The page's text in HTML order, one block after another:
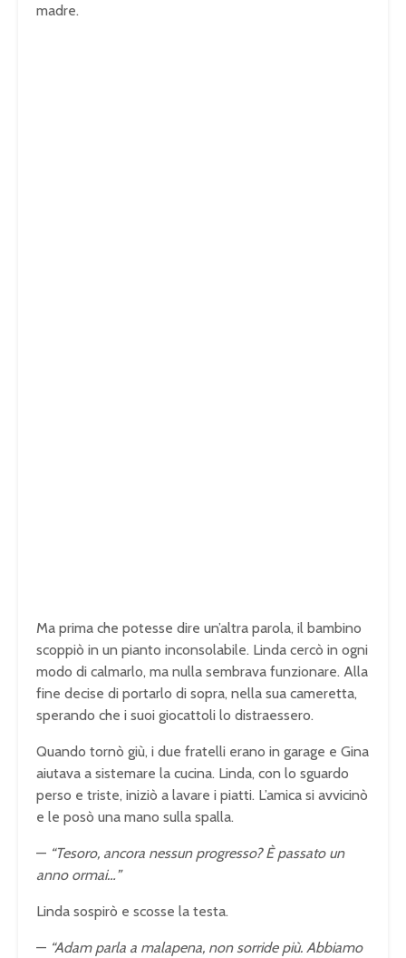
madre.
Ma prima che potesse dire un’altra parola, il bambino
scoppiò in un pianto inconsolabile. Linda cercò in ogni
modo di calmarlo, ma nulla sembrava funzionare. Alla
fine decise di portarlo di sopra, nella sua cameretta,
sperando che i suoi giocattoli lo distraessero.
Quando tornò giù, i due fratelli erano in garage e Gina
aiutava a sistemare la cucina. Linda, con lo sguardo
perso e triste, iniziò a lavare i piatti. L’amica si avvicinò
e le posò una mano sulla spalla.
— “Tesoro, ancora nessun progresso? È passato un
anno ormai…”
Linda sospirò e scosse la testa.
— “Adam parla a malapena, non sorride più. Abbiamo